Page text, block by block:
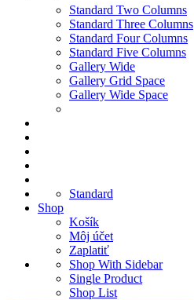
Standard Two Columns
Standard Three Columns
Standard Four Columns
Standard Five Columns
Gallery Wide
Gallery Grid Space
Gallery Wide Space
Standard
Shop
Košík
Môj účet
Zaplatiť
Shop With Sidebar
Single Product
Shop List